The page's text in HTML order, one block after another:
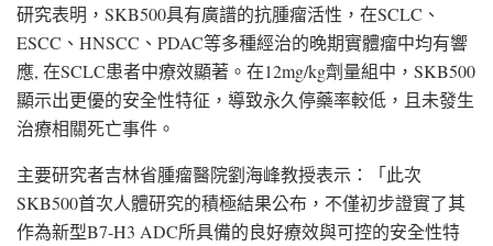
研究表明，SKB500具有廣譜的抗腫瘤活性，在SCLC、
ESCC、HNSCC、PDAC等多種經治的晚期實體瘤中均有響
應, 在SCLC患者中療效顯著。在12mg/kg劑量組中，SKB500
顯示出更優的安全性特征，導致永久停藥率較低，且未發生
治療相關死亡事件。
主要研究者吉林省腫瘤醫院劉海峰教授表示：「此次
SKB500首次人體研究的積極結果公布，不僅初步證實了其
作為新型B7-H3 ADC所具備的良好療效與可控的安全性特